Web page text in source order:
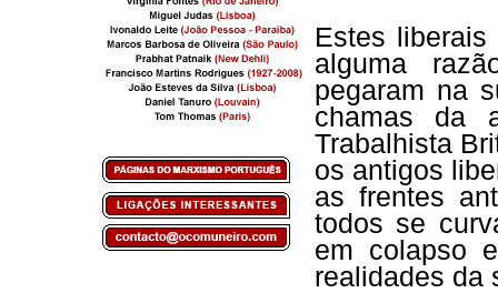
Estes liberais
alguma
pegaram na
chamas da
Trabalhista
os antigos
as frentes
todos se
em colapso
realidades da